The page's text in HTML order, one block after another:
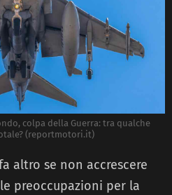
colpa della Guerra: tra qualche
(reportmotori.it)
altro se non accrescere
preoccupazioni per la